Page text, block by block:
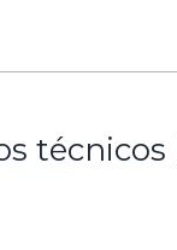
técnicos